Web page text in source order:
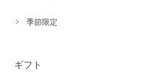
季節限定
ギフト